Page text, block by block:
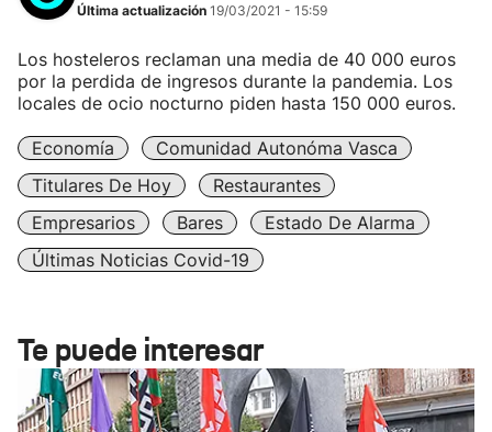
Última actualización 19/03/2021 - 15:59
Los hosteleros reclaman una media de 40 000 euros
por la perdida de ingresos durante la pandemia. Los
locales de ocio nocturno piden hasta 150 000 euros.
Economía
Comunidad Autonóma Vasca
Titulares De Hoy
Restaurantes
Empresarios
Bares
Estado De Alarma
Últimas Noticias Covid-19
Te puede interesar